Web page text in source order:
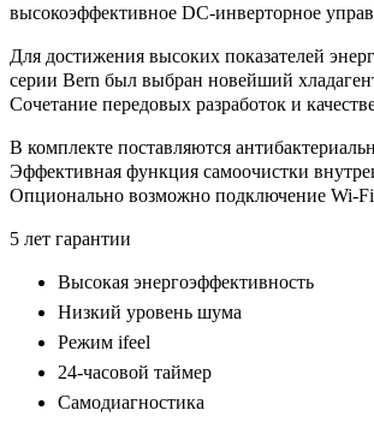
высокоэффективное DC-инверторное
Для достижения высоких показателей
серии Bern был выбран новейший
Сочетание передовых разработок и
В комплекте поставляются
Эффективная функция самоочистки
Опционально возможно подключение Wi-
5 лет гарантии
Высокая энергоэффективность
Низкий уровень шума
Режим ifeel
24-часовой таймер
Самодиагностика